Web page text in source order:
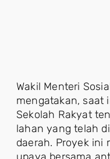
Wakil Menteri
mengatakan, saat
Sekolah Rakyat
lahan yang telah
daerah. Proyek ini